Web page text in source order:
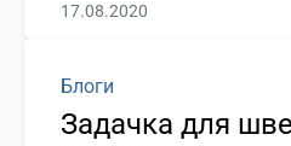
17.08.2020
Блоги
Задачка для